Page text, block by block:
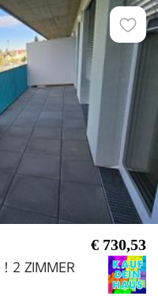
€ 730,53
! 2 ZIMMER